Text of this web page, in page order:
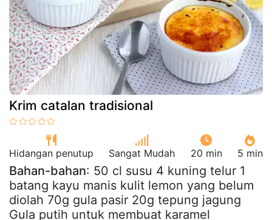
Krim catalan tradisional
Hidangan penutup Sangat Mudah 20 min 5 min
Bahan-bahan: 50 cl susu 4 kuning telur 1
batang kayu manis kulit lemon yang belum
diolah 70g gula pasir 20g tepung jagung
Gula putih untuk membuat karamel